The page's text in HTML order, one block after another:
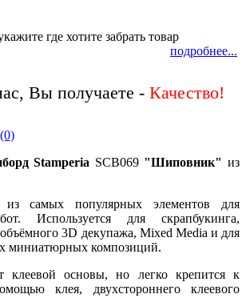
где хотите забрать товар
подробнее...
Вы получаете -
Stamperia SCB069 "Шиповник" из
самых популярных элементов для
Используется для скрапбукинга,
3D декупажа, Mixed Media и для
миниатюрных композиций.
клеевой основы, но легко крепится к
клея, двухстороннего клеевого